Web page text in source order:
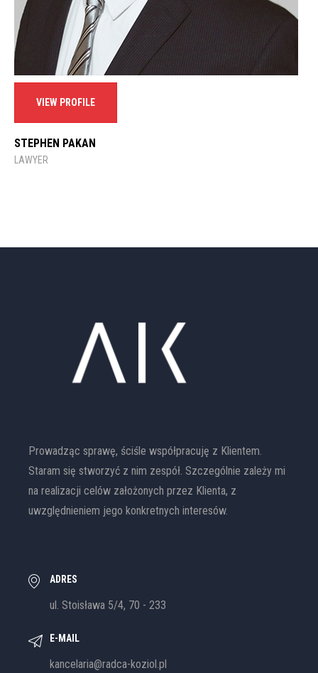
VIEW PROFILE
STEPHEN PAKAN
LAWYER
Prowadząc sprawę, ściśle współpracuję z Klientem.
Staram się stworzyć z nim zespół. Szczególnie zależy mi
na realizacji celów założonych przez Klienta, z
uwzględnieniem jego konkretnych interesów.
ADRES
ul. Stoisława 5/4, 70 - 233
E-MAIL
kancelaria@radca-koziol.pl